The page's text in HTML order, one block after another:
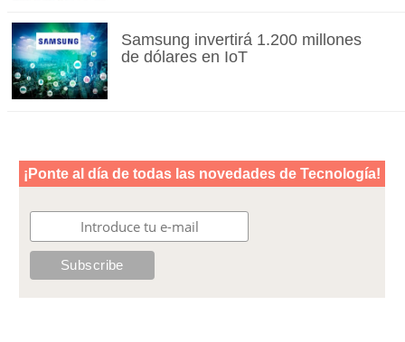
Samsung invertirá 1.200 millones
de dólares en IoT